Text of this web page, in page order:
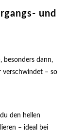
und
besonders dann,
verschwindet – so
den hellen
– ideal bei